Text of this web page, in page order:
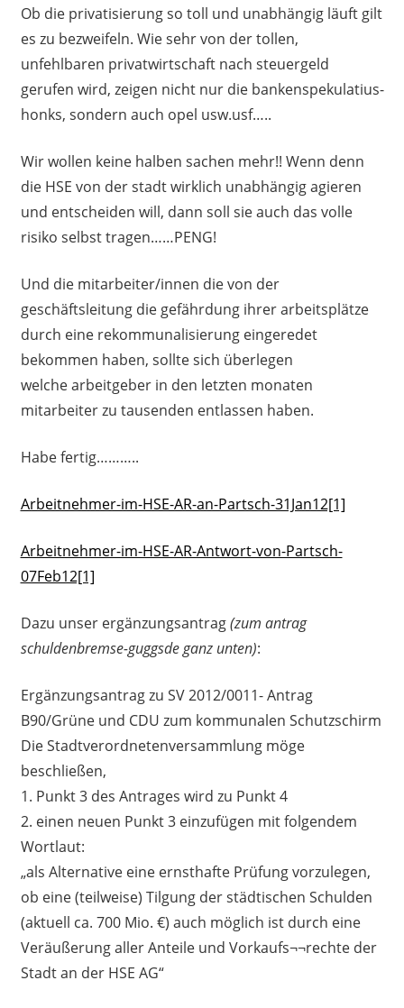
Ob die privatisierung so toll und unabhängig läuft gilt
es zu bezweifeln. Wie sehr von der tollen,
unfehlbaren privatwirtschaft nach steuergeld
gerufen wird, zeigen nicht nur die bankenspekulatius-
honks, sondern auch opel usw.usf…..
Wir wollen keine halben sachen mehr!! Wenn denn
die HSE von der stadt wirklich unabhängig agieren
und entscheiden will, dann soll sie auch das volle
risiko selbst tragen……PENG!
Und die mitarbeiter/innen die von der
geschäftsleitung die gefährdung ihrer arbeitsplätze
durch eine rekommunalisierung eingeredet
bekommen haben, sollte sich überlegen
welche arbeitgeber in den letzten monaten
mitarbeiter zu tausenden entlassen haben.
Habe fertig………..
Arbeitnehmer-im-HSE-AR-an-Partsch-31Jan12[1]
Arbeitnehmer-im-HSE-AR-Antwort-von-Partsch-
07Feb12[1]
Dazu unser ergänzungsantrag(zum antrag
schuldenbremse-guggsde ganz unten):
Ergänzungsantrag zu SV 2012/0011- Antrag
B90/Grüne und CDU zum kommunalen Schutzschirm
Die Stadtverordnetenversammlung möge
beschließen,
1. Punkt 3 des Antrages wird zu Punkt 4
2. einen neuen Punkt 3 einzufügen mit folgendem
Wortlaut:
„als Alternative eine ernsthafte Prüfung vorzulegen,
ob eine (teilweise) Tilgung der städtischen Schulden
(aktuell ca. 700 Mio. €) auch möglich ist durch eine
Veräußerung aller Anteile und Vorkaufs¬¬rechte der
Stadt an der HSE AG“